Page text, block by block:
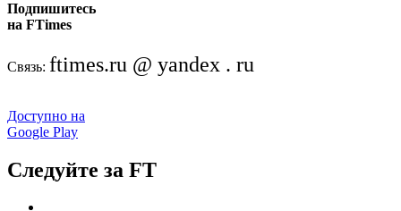
Подпишитесь
на FTimes
Связь: ftimes.ru @ yandex . ru
Доступно на
Google Play
Следуйте за FT